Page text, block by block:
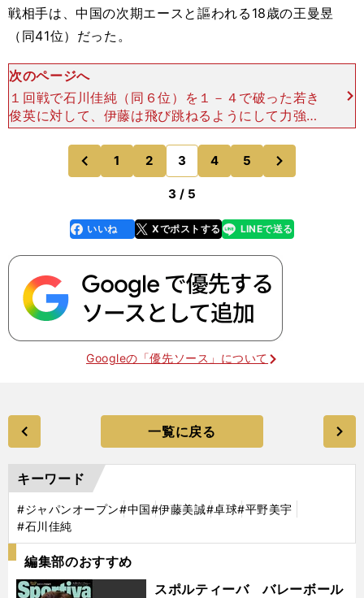
戦相手は、中国の次期エースと謳われる18歳の王曼昱
（同41位）だった。
次のページへ
１回戦で石川佳純（同６位）を１－４で破った若き
俊英に対して、伊藤は飛び跳ねるようにして力強い
ショットを次々と決め、第１ゲームを11－４、第２
ゲームを11－８と、２ゲームを連取。しかし、相手
がサーブを変
前
のページへ
1 2 3 4 5
のページへ
3 / 5
faceboo
k
いいね Xでポストする
line LINEで送る
Googleの「優先ソース」について
一覧に戻る
キーワード
#ジャパンオープン#中国#伊藤美誠#卓球#平野美宇
#石川佳純
編集部のおすすめ
スポルティーバ バレーボール